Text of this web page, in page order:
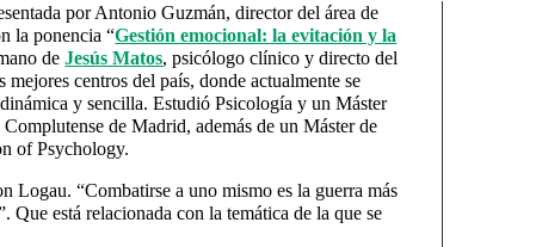
por Antonio Guzmán, director del área de
la ponencia “Gestión emocional: la evitación y la
deJesús Matos, psicólogo clínico y directo del
centros del país, donde actualmente se
y sencilla. Estudió Psicología y un Máster
de Madrid, además de un Máster de
of Psychology.
Logau. “Combatirse a uno mismo es la guerra más
está relacionada con la temática de la que se